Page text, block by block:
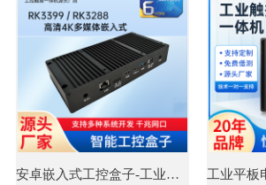
安卓嵌入式工控盒子-工业一体机厂家微嵌高驰工业平板电脑官网